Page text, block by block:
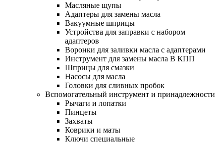
Масляные щупы
Адаптеры для замены масла
Вакуумные шприцы
Устройства для заправки с набором
адаптеров
Воронки для заливки масла с адаптерами
Инструмент для замены масла В КПП
Шприцы для смазки
Насосы для масла
Головки для сливных пробок
Вспомогательный инструмент и принадлежности
Рычаги и лопатки
Пинцеты
Захваты
Коврики и маты
Ключи специальные